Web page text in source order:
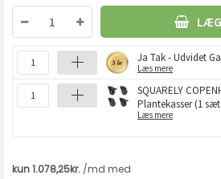
Ja Tak - Udvidet
Læs mere
SQUARELY
Plantekasser (1
Læs mere